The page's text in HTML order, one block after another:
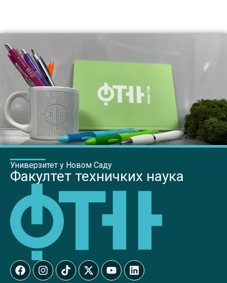
Универзитет у Новом Саду
Факултет техничких наука